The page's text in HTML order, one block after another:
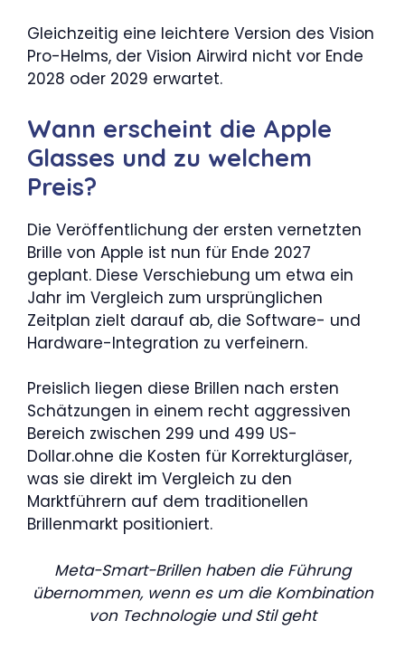
Gleichzeitig eine leichtere Version des Vision
Pro-Helms, der Vision Airwird nicht vor Ende
2028 oder 2029 erwartet.
Wann erscheint die Apple
Glasses und zu welchem ​​
Preis?
Die Veröffentlichung der ersten vernetzten
Brille von Apple ist nun für Ende 2027
geplant. Diese Verschiebung um etwa ein
Jahr im Vergleich zum ursprünglichen
Zeitplan zielt darauf ab, die Software- und
Hardware-Integration zu verfeinern.
Preislich liegen diese Brillen nach ersten
Schätzungen in einem recht aggressiven
Bereich zwischen 299 und 499 US-
Dollar.ohne die Kosten für Korrekturgläser,
was sie direkt im Vergleich zu den
Marktführern auf dem traditionellen
Brillenmarkt positioniert.
Meta-Smart-Brillen haben die Führung
übernommen, wenn es um die Kombination
von Technologie und Stil geht